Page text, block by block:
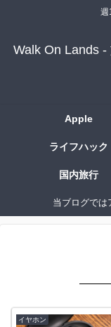
週
Walk On Lands
Apple
ライフハック
国内旅行
当ブログでは
イヤホン